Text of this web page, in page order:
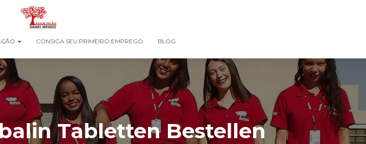
CONSIGA SEU PRIMEIRO EMPREGO BLOG
Tabletten Bestellen